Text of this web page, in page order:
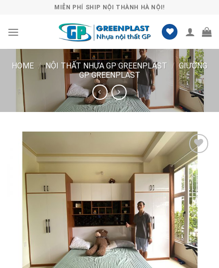
content
MIỄN PHÍ SHIP NỘI THÀNH HÀ NỘI!
HOME / NỘI THẤT NHỰA GP GREENPLAST / GIƯỜNG
GP GREENPLAST
Lưu
vào
danh
sách